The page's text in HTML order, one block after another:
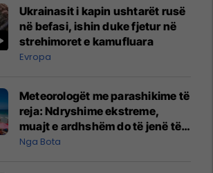
Ukrainasit i kapin ushtarët rusë
në befasi, ishin duke fjetur në
strehimoret e kamufluara
Evropa
Meteorologët me parashikime të
reja: Ndryshime ekstreme,
muajt e ardhshëm do të jenë të
pazakontë
Nga Bota